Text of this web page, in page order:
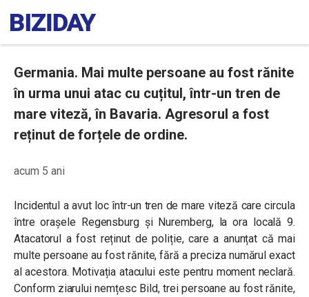
Germania. Mai multe persoane au fost rănite
în urma unui atac cu cuțitul, într-un tren de
mare viteză, în Bavaria. Agresorul a fost
reținut de forțele de ordine.
acum 5 ani
Incidentul a avut loc într-un tren de mare viteză care circula
între orașele Regensburg și Nuremberg, la ora locală 9.
Atacatorul a fost reținut de poliție, care a anunțat că mai
multe persoane au fost rănite, fără a preciza numărul exact
al acestora. Motivația atacului este pentru moment neclară.
Conform ziarului nemțesc Bild, trei persoane au fost rănite,